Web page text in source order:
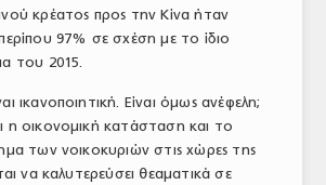
κρέατος προς την Κίνα ήταν
97% σε σχέση με το ίδιο
του 2015.
ικανοποιητική. Είναι όμως ανέφελη;
η οικονομική κατάσταση και το
των νοικοκυριών στις χώρες της
να καλυτερεύσει θεαματικά σε